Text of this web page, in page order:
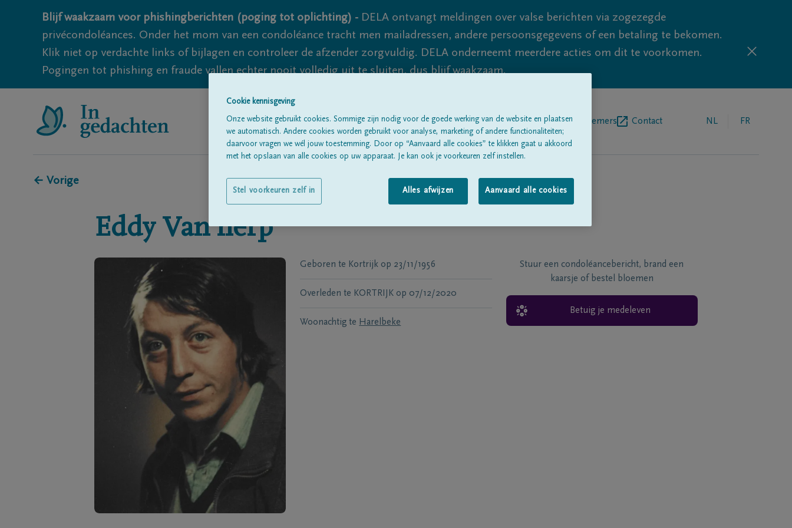
Blijf waakzaam voor phishingberichten (poging tot oplichting) - DELA ontvangt meldingen over valse berichten via zogezegde
privécondoléances. Onder het mom van een condoléance tracht men mailadressen, andere persoonsgegevens of een betaling te bekomen.
Klik niet op verdachte links of bijlagen en controleer de afzender zorgvuldig. DELA onderneemt meerdere acties om dit te voorkomen.
Pogingen tot phishing en fraude vallen echter nooit volledig uit te sluiten, dus blijf waakzaam.
Alle rouwberichtenOver onsBegrafenisondernemers Contact NL FR
← Vorige
Eddy Van herp
Geboren te Kortrijk op 23/11/1956
Overleden te KORTRIJK op 07/12/2020
Woonachtig te Harelbeke
Stuur een condoléancebericht, brand een
kaarsje of bestel bloemen
Betuig je medeleven
Cookie kennisgeving
Onze website gebruikt cookies. Sommige zijn nodig voor de goede werking van de website en plaatsen
we automatisch. Andere cookies worden gebruikt voor analyse, marketing of andere functionaliteiten;
daarvoor vragen we wél jouw toestemming. Door op “Aanvaard alle cookies” te klikken gaat u akkoord
met het opslaan van alle cookies op uw apparaat. Je kan ook je voorkeuren zelf instellen.
Alles afwijzen Aanvaard alle cookies
Stel voorkeuren zelf in